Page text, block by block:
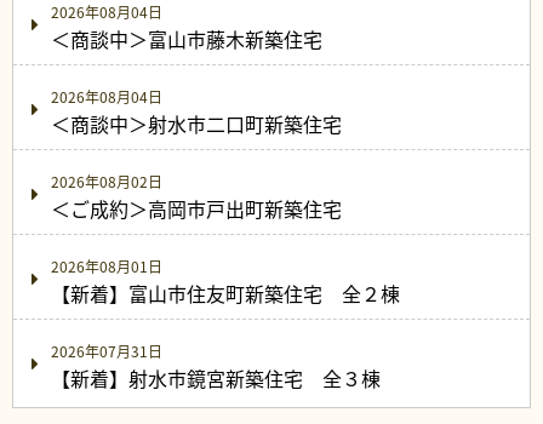
2026年08月04日
＜商談中＞富山市藤木新築住宅
2026年08月04日
＜商談中＞射水市二口町新築住宅
2026年08月02日
＜ご成約＞高岡市戸出町新築住宅
2026年08月01日
【新着】富山市住友町新築住宅 全２棟
2026年07月31日
【新着】射水市鏡宮新築住宅 全３棟